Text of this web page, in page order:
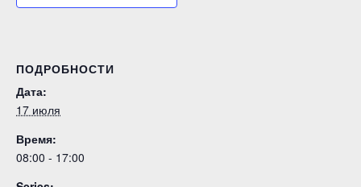
ПОДРОБНОСТИ
Дата:
17 июля
Время:
08:00 - 17:00